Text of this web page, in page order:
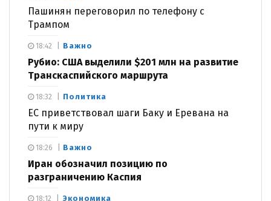
Пашинян переговорил по телефону с
Трампом
Важно
Рубио: США выделили $201 млн на развитие
Транскаспийского маршрута
18:42
Политика
ЕС приветствовал шаги Баку и Еревана на
пути к миру
18:32
Важно
Иран обозначил позицию по
разграничению Каспия
18:26
Экономика
18:12